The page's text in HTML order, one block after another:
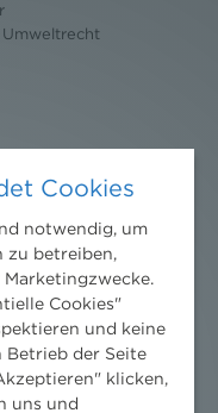
Umweltrecht
Cookies
notwendig, um
betreiben,
Cookies"
und keine
Betrieb der Seite
klicken,
uns und